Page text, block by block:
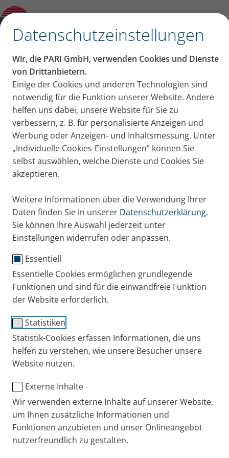
Datenschutzeinstellungen
Wir, die PARI GmbH, verwenden Cookies und Dienste
von Drittanbietern.
Einige der Cookies und anderen Technologien sind
notwendig für die Funktion unserer Website. Andere
helfen uns dabei, unsere Website für Sie zu
verbessern, z. B. für personalisierte Anzeigen und
Werbung oder Anzeigen- und Inhaltsmessung. Unter
„Individuelle Cookies-Einstellungen“ können Sie
selbst auswählen, welche Dienste und Cookies Sie
akzeptieren.
Weitere Informationen über die Verwendung Ihrer
Daten finden Sie in unserer Datenschutzerklärung.
Sie können Ihre Auswahl jederzeit unter
Einstellungen widerrufen oder anpassen.
Essentiell
Essentielle Cookies ermöglichen grundlegende
Funktionen und sind für die einwandfreie Funktion
der Website erforderlich.
Statistiken
Statistik-Cookies erfassen Informationen, die uns
helfen zu verstehen, wie unsere Besucher unsere
Website nutzen.
Externe Inhalte
Wir verwenden externe Inhalte auf unserer Website,
um Ihnen zusätzliche Informationen und
Funktionen anzubieten und unser Onlineangebot
nutzerfreundlich zu gestalten.
Petra Warth: Inhalieren in der
Schwangerschaft – ein Erfahrungsbericht
Gastbeitrag von der
Bloggerin und Mutter
Petra Warth: Inhalieren in
der Schwangerschaft – ein
Erfahrungsbericht
Erfahrungen zum Thema Feuchtinhalation in der
Schwangerschaft und gibt Tipps, wenn doch mal
eine Erkältung droht.
Publiziert
Do. 02. Juni 2022
Inhalt auf dieser Seite
Erkältet in der Schwangerschaft: Auch das
noch!
Was tun bei Husten in der
Schwangerschaft?
Feuchtinhalieren: Das sanfte Mittel bei
Erkältung
Erkältungen vorbeugen ist immer eine
gute Idee
Meine persönlichen Tipps
Auf dem Blogallesinkleinschreibt Petra Warth seit
der Geburt ihres ersten Kindes im Jahr 2012 über